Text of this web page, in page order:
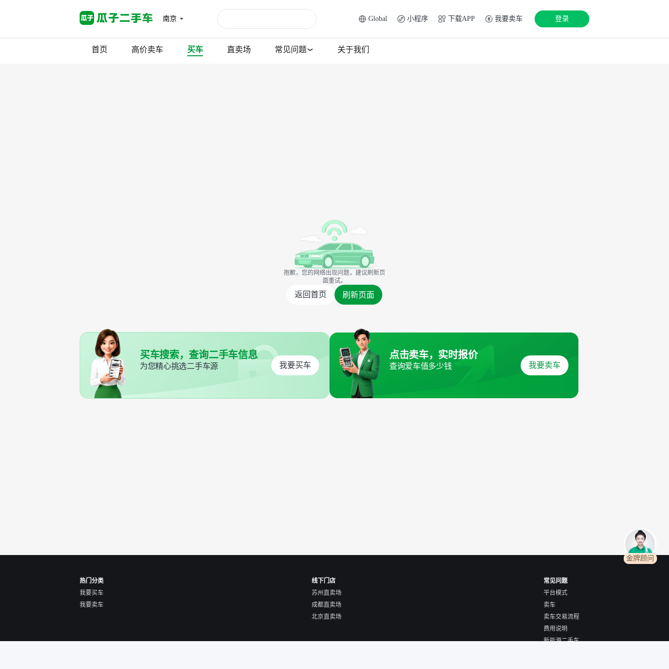
南京 Global 小程序 下载APP 我要卖车 登录
首页 高价卖车 买车 直卖场 常见问题 关于我们
抱歉，您的网络出现问题，建议刷新页
面重试。
返回首页 刷新页面
买车搜索，查询二手车信息
为您精心挑选二手车源 我要买车
点击卖车，实时报价
查询爱车值多少钱 我要卖车
热门分类
我要买车
我要卖车
线下门店
苏州直卖场
成都直卖场
北京直卖场
常见问题
平台模式
卖车
卖车交易流程
费用说明
新能源二手车
金牌顾问